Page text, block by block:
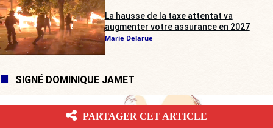
La hausse de la taxe attentat va
augmenter votre assurance en 2027
Marie Delarue
SIGNÉ DOMINIQUE JAMET
PARTAGER CET ARTICLE